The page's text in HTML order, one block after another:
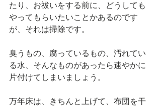
たり、お祓いをする前に、どうしても
やってもらいたいことかあるのです
が、それは掃除です。
臭うもの、腐っているもの、汚れてい
る水、そんなものがあったら速やかに
片付けてしまいましょう。
万年床は、きちんと上げて、布団を干